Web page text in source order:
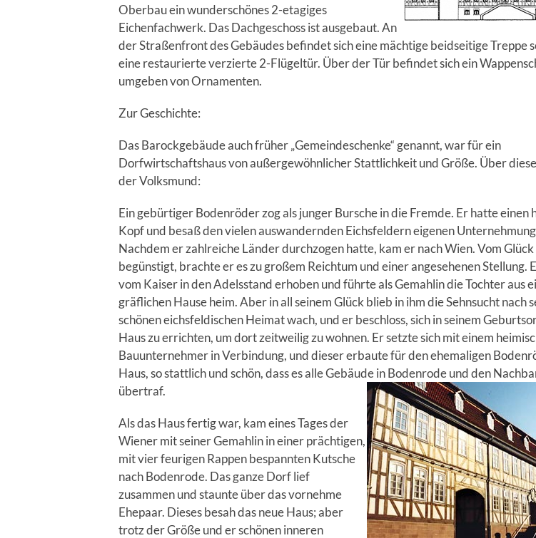
Oberbau ein wunderschönes 2-etagiges
Eichenfachwerk. Das Dachgeschoss ist ausgebaut. An
der Straßenfront des Gebäudes befindet sich eine mächtige beidseitige Treppe
eine restaurierte verzierte 2-Flügeltür. Über der Tür befindet sich ein
umgeben von Ornamenten.
Zur Geschichte:
Das Barockgebäude auch früher „Gemeindeschenke“ genannt, war für ein
Dorfwirtschaftshaus von außergewöhnlicher Stattlichkeit und Größe. Über
der Volksmund:
Ein gebürtiger Bodenröder zog als junger Bursche in die Fremde. Er hatte einen
Kopf und besaß den vielen auswandernden Eichsfeldern eigenen
Nachdem er zahlreiche Länder durchzogen hatte, kam er nach Wien. Vom Glück
begünstigt, brachte er es zu großem Reichtum und einer angesehenen Stellung.
vom Kaiser in den Adelsstand erhoben und führte als Gemahlin die Tochter aus
gräflichen Hause heim. Aber in all seinem Glück blieb in ihm die Sehnsucht nach
schönen eichsfeldischen Heimat wach, und er beschloss, sich in seinem
Haus zu errichten, um dort zeitweilig zu wohnen. Er setzte sich mit einem
Bauunternehmer in Verbindung, und dieser erbaute für den ehemaligen
Haus, so stattlich und schön, dass es alle Gebäude in Bodenrode und den
übertraf.
Als das Haus fertig war, kam eines Tages der
Wiener mit seiner Gemahlin in einer prächtigen,
mit vier feurigen Rappen bespannten Kutsche
nach Bodenrode. Das ganze Dorf lief
zusammen und staunte über das vornehme
Ehepaar. Dieses besah das neue Haus; aber
trotz der Größe und er schönen inneren